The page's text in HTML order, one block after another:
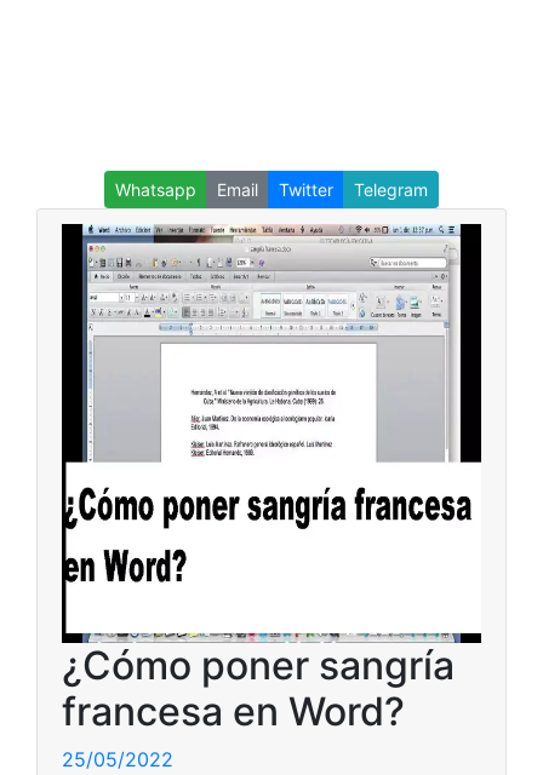
Whatsapp Email Twitter Telegram
¿Cómo poner sangría
francesa en Word?
25/05/2022